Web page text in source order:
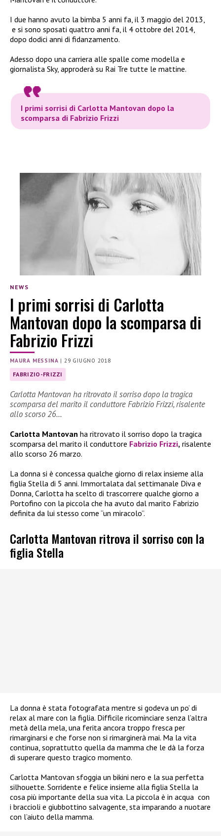
I due hanno avuto la bimba 5 anni fa, il 3 maggio del 2013,
e si sono sposati quattro anni fa, il 4 ottobre del 2014,
dopo dodici anni di fidanzamento.
Adesso dopo una carriera alle spalle come modella e
giornalista Sky, approderà su Rai Tre tutte le mattine.
I primi sorrisi di Carlotta Mantovan dopo la
scomparsa di Fabrizio Frizzi
NEWS
I primi sorrisi di Carlotta
Mantovan dopo la scomparsa di
Fabrizio Frizzi
MAURA MESSINA | 29 GIUGNO 2018
FABRIZIO-FRIZZI
Carlotta Mantovan ha ritrovato il sorriso dopo la tragica
scomparsa del marito il conduttore Fabrizio Frizzi, risalente
allo scorso 26…
Carlotta Mantovan ha ritrovato il sorriso dopo la tragica
scomparsa del marito il conduttore Fabrizio Frizzi, risalente
allo scorso 26 marzo.
La donna si è concessa qualche giorno di relax insieme alla
figlia Stella di 5 anni. Immortalata dal settimanale Diva e
Donna, Carlotta ha scelto di trascorrere qualche giorno a
Portofino con la piccola che ha avuto dal marito Fabrizio
definita da lui stesso come “un miracolo”.
Carlotta Mantovan ritrova il sorriso con la
figlia Stella
La donna è stata fotografata mentre si godeva un po’ di
relax al mare con la figlia. Difficile ricominciare senza l’altra
metà della mela, una ferita ancora troppo fresca per
rimarginarsi e che forse non si rimarginerà mai. Ma la vita
continua, soprattutto quella da mamma che le dà la forza
di superare questo tragico momento.
Carlotta Mantovan sfoggia un bikini nero e la sua perfetta
silhouette. Sorridente e felice insieme alla figlia Stella la
cosa più importante della sua vita. La piccola è in acqua con
i braccioli e giubbottino salvagente, sta imparando a nuotare
con l’aiuto della mamma.